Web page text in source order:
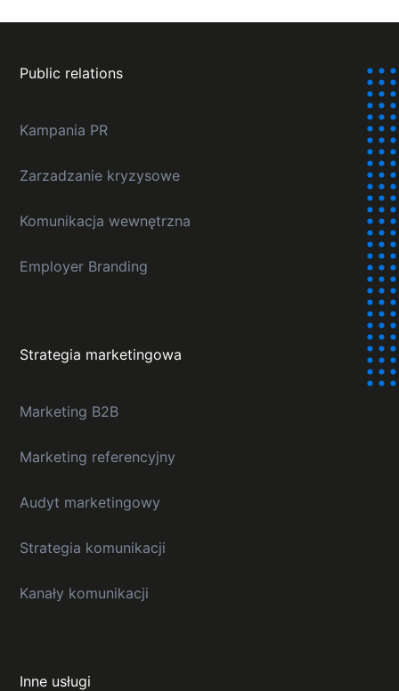
Public relations
Kampania PR
Zarzadzanie kryzysowe
Komunikacja wewnętrzna
Employer Branding
Strategia marketingowa
Marketing B2B
Marketing referencyjny
Audyt marketingowy
Strategia komunikacji
Kanały komunikacji
Inne usługi